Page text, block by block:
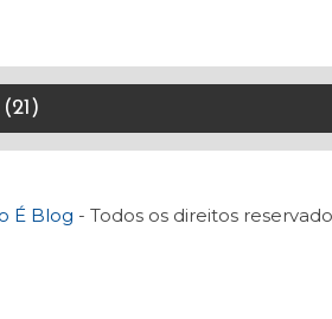
É Blog - Todos os direitos